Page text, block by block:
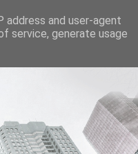
address and user-agent
service, generate usage